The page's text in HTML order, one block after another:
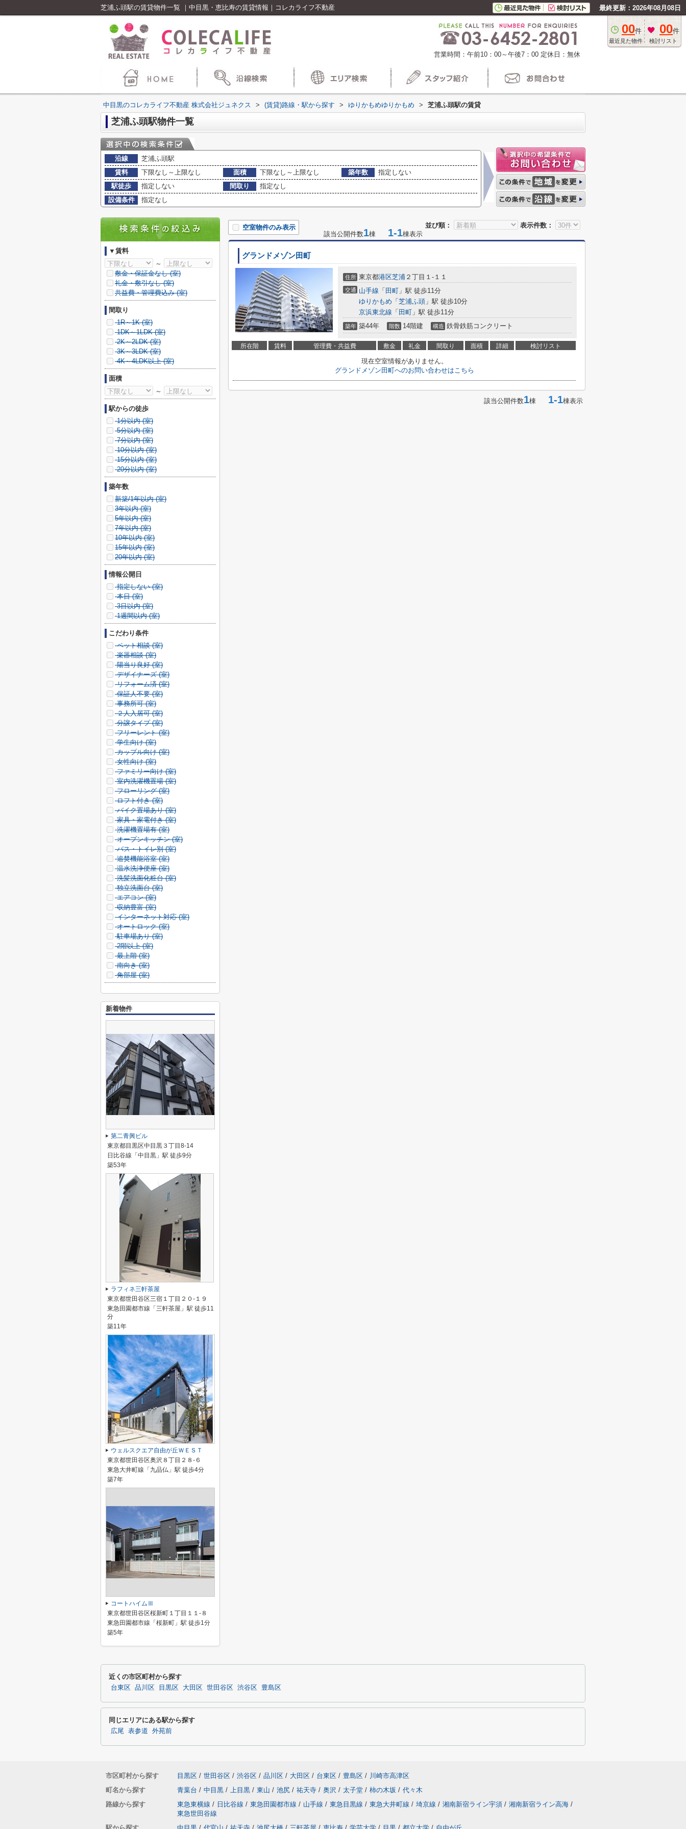
芝浦ふ頭駅の賃貸物件一覧 ｜中目黒・恵比寿の賃貸情報｜コレカライフ不動産 最終更新：2026年08月08日
00件
最近見た物件
00件
検討リスト
営業時間：午前10：00～午後7：00 定休日：無休
中目黒のコレカライフ不動産 株式会社ジュネクス > (賃貸)路線・駅から探す > ゆりかもめゆりかもめ > 芝浦ふ頭駅の賃貸
芝浦ふ頭駅物件一覧
沿線
芝浦ふ頭駅
賃料
下限なし～上限なし 面積 下限なし～上限なし 築年数
指定しない
駅徒歩
指定しない 間取り
指定なし
設備条件
指定なし
並び順： 表示件数：
空室物件のみ表示
該当公開件数1棟 1-1棟表示
グランドメゾン田町
住所 東京都港区芝浦 ２丁目１-１１
交通 山手線 「 田町 」駅 徒歩11分
ゆりかもめ 「 芝浦ふ頭 」駅 徒歩10分
京浜東北線 「 田町 」駅 徒歩11分
築年 築44年 階数 14階建 構造 鉄骨鉄筋コンクリート
所在階 賃料 管理費・共益費 敷金 礼金 間取り 面積 詳細 検討リスト
現在空室情報がありません。
グランドメゾン田町へのお問い合わせはこちら
該当公開件数1棟 1-1棟表示
▼賃料
～
敷金・保証金なし (室)
礼金・敷引なし (室)
共益費・管理費込み (室)
間取り
1R～1K (室)
1DK～1LDK (室)
2K～2LDK (室)
3K～3LDK (室)
4K～4LDK以上 (室)
面積
～
駅からの徒歩
1分以内 (室)
5分以内 (室)
7分以内 (室)
10分以内 (室)
15分以内 (室)
20分以内 (室)
築年数
新築/1年以内 (室)
3年以内 (室)
5年以内 (室)
7年以内 (室)
10年以内 (室)
15年以内 (室)
20年以内 (室)
情報公開日
指定しない (室)
本日 (室)
3日以内 (室)
1週間以内 (室)
こだわり条件
ペット相談 (室)
楽器相談 (室)
陽当り良好 (室)
デザイナーズ (室)
リフォーム済 (室)
保証人不要 (室)
事務所可 (室)
２人入居可 (室)
分譲タイプ (室)
フリーレント (室)
学生向け (室)
カップル向け (室)
女性向け (室)
ファミリー向け (室)
室内洗濯機置場 (室)
フローリング (室)
ロフト付き (室)
バイク置場あり (室)
家具・家電付き (室)
洗濯機置場有 (室)
オープンキッチン (室)
バス・トイレ別 (室)
追焚機能浴室 (室)
温水洗浄便座 (室)
洗髪洗面化粧台 (室)
独立洗面台 (室)
エアコン (室)
収納豊富 (室)
インターネット対応 (室)
オートロック (室)
駐車場あり (室)
2階以上 (室)
最上階 (室)
南向き (室)
角部屋 (室)
新着物件
第二青興ビル
東京都目黒区中目黒３丁目8-14
日比谷線「中目黒」駅 徒歩9分
築53年
ラフィネ三軒茶屋
東京都世田谷区三宿１丁目２０-１９
東急田園都市線「三軒茶屋」駅 徒歩11
分
築11年
ウェルスクエア自由が丘ＷＥＳＴ
東京都世田谷区奥沢８丁目２８-６
東急大井町線「九品仏」駅 徒歩4分
築7年
コートハイムⅢ
東京都世田谷区桜新町１丁目１１-８
東急田園都市線「桜新町」駅 徒歩1分
築5年
近くの市区町村から探す
台東区 品川区 目黒区 大田区 世田谷区 渋谷区 豊島区
同じエリアにある駅から探す
広尾 表参道 外苑前
市区町村から探す 目黒区 / 世田谷区 / 渋谷区 / 品川区 / 大田区 / 台東区 / 豊島区 / 川崎市高津区
町名から探す
青葉台 / 中目黒 / 上目黒 / 東山 / 池尻 / 祐天寺 / 奥沢 / 太子堂 / 柿の木坂 / 代々木
路線から探す
東急東横線 / 日比谷線 / 東急田園都市線 / 山手線 / 東急目黒線 / 東急大井町線 / 埼京線 / 湘南新宿ライン宇須 / 湘南新宿ライン高海 /
東急世田谷線